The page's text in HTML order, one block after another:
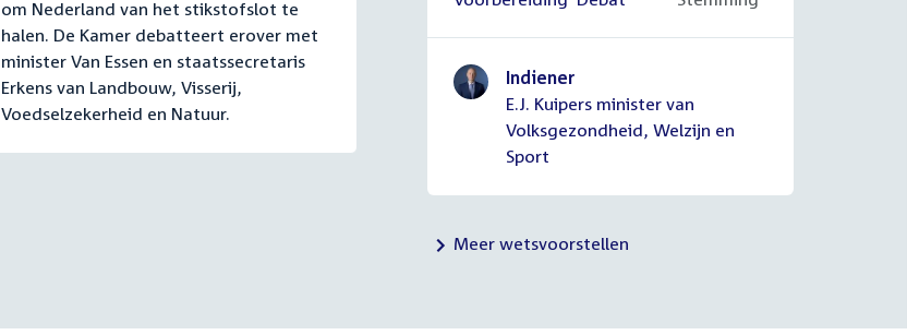
om Nederland van het stikstofslot te
halen. De Kamer debatteert erover met
minister Van Essen en staatssecretaris
Erkens van Landbouw, Visserij,
Voedselzekerheid en Natuur.
Indiener
E.J. Kuipers minister van
Volksgezondheid, Welzijn en
Sport
Meer wetsvoorstellen